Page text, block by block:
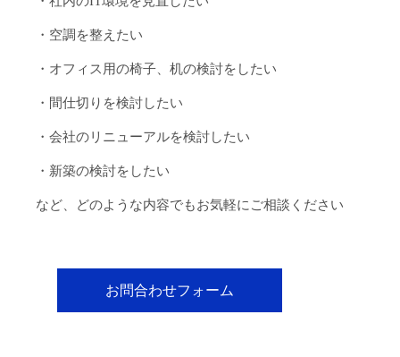
・空調を整えたい
・オフィス用の椅子、机の検討をしたい
・間仕切りを検討したい
・会社のリニューアルを検討したい
・新築の検討をしたい
など、どのような内容でもお気軽にご相談ください
お問合わせフォーム